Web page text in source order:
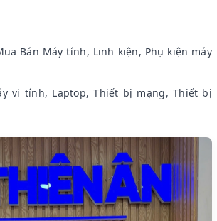
Bán Máy tính, Linh kiện, Phụ kiện máy
vi tính, Laptop, Thiết bị mạng, Thiết bị